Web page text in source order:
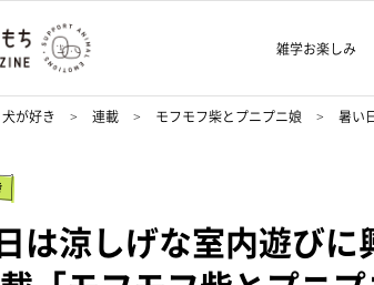
雑学お楽しみ
犬が好き 連載 モフモフ柴とプニプニ娘 暑い
は涼しげな室内遊びに